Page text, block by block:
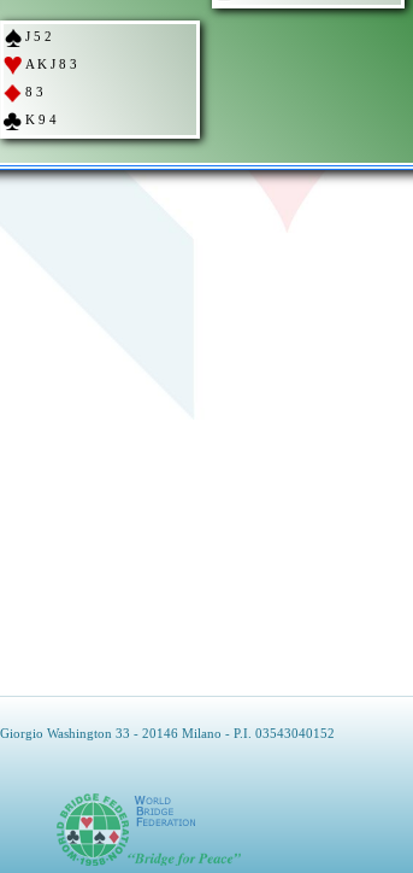
J 5 2
A K J 8 3
8 3
K 9 4
Washington 33 - 20146 Milano - P.I. 03543040152